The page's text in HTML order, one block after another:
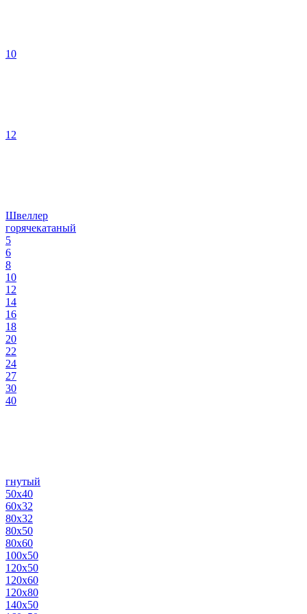
10
12
Швеллер
горячекатаный
5
6
8
10
12
14
16
18
20
22
24
27
30
40
гнутый
50х40
60х32
80х32
80х50
80х60
100х50
120х50
120х60
120х80
140х50